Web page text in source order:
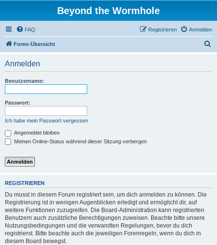
Beyond the Wormhole
FAQ Anmelden
Registrieren
Foren-Übersicht
Anmelden
Benutzername:
Passwort:
Ich habe mein Passwort vergessen
Angemeldet bleiben
Meinen Online-Status während dieser Sitzung verbergen
REGISTRIEREN
Du musst in diesem Forum registriert sein, um dich anmelden zu können. Die
Registrierung ist in wenigen Augenblicken erledigt und ermöglicht dir, auf
weitere Funktionen zuzugreifen. Die Board-Administration kann registrierten
Benutzern auch zusätzliche Berechtigungen zuweisen. Beachte bitte unsere
Nutzungsbedingungen und die verwandten Regelungen, bevor du dich
registrierst. Bitte beachte auch die jeweiligen Forenregeln, wenn du dich in
diesem Board bewegst.